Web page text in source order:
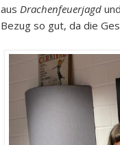
aus Drachenfeuerjagd und
Bezug so gut, da die